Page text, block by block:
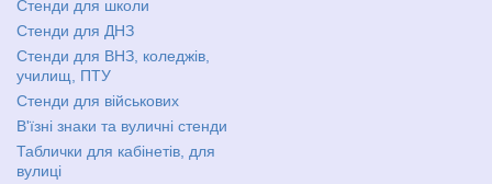
Стенди для школи
Стенди для ДНЗ
Стенди для ВНЗ, коледжів,
училищ, ПТУ
Стенди для військових
В'їзні знаки та вуличні стенди
Таблички для кабінетів, для
вулиці